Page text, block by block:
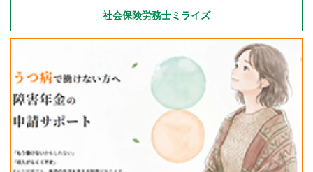
社会保険労務士ミライズ